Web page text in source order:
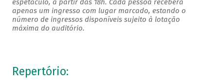
espetáculo, a partir das 18h. Cada pessoa receberá
apenas um ingresso com lugar marcado, estando o
número de ingressos disponíveis sujeito à lotação
máxima do auditório.
Repertório: